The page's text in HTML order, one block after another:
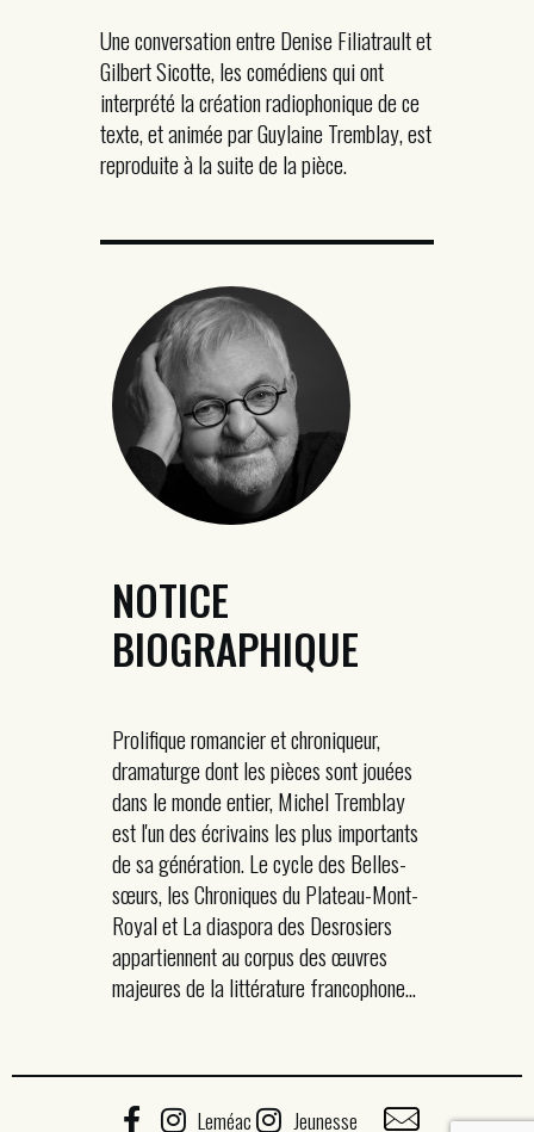
Une conversation entre Denise Filiatrault et
Gilbert Sicotte, les comédiens qui ont
interprété la création radiophonique de ce
texte, et animée par Guylaine Tremblay, est
reproduite à la suite de la pièce.
NOTICE
BIOGRAPHIQUE
Prolifique romancier et chroniqueur,
dramaturge dont les pièces sont jouées
dans le monde entier, Michel Tremblay
est l'un des écrivains les plus importants
de sa génération. Le cycle des Belles-
sœurs, les Chroniques du Plateau-Mont-
Royal et La diaspora des Desrosiers
appartiennent au corpus des œuvres
majeures de la littérature francophone...
Leméac Jeunesse